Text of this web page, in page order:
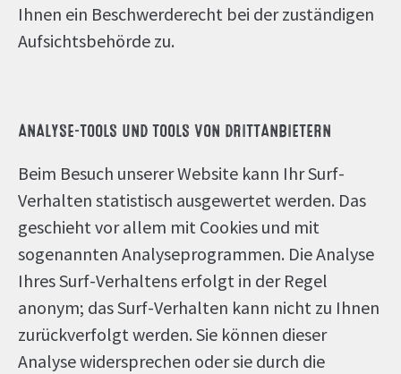
Ihnen ein Beschwerderecht bei der zuständigen
Aufsichtsbehörde zu.
ANALYSE-TOOLS UND TOOLS VON DRITTANBIETERN
Beim Besuch unserer Website kann Ihr Surf-
Verhalten statistisch ausgewertet werden. Das
geschieht vor allem mit Cookies und mit
sogenannten Analyseprogrammen. Die Analyse
Ihres Surf-Verhaltens erfolgt in der Regel
anonym; das Surf-Verhalten kann nicht zu Ihnen
zurückverfolgt werden. Sie können dieser
Analyse widersprechen oder sie durch die